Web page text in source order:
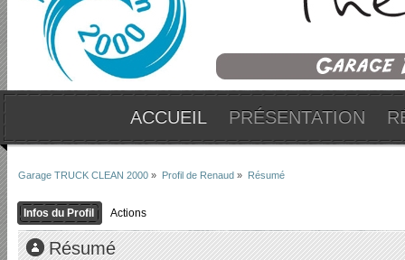
ACCUEIL PRÉSENTATION
Garage TRUCK CLEAN 2000 » Profil de Renaud » Résumé
Infos du Profil Actions
Résumé